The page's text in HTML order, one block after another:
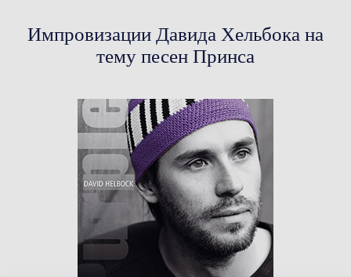
Импровизации Давида Хельбока на
тему песен Принса